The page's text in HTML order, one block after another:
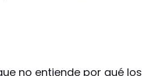
no entiende por qué